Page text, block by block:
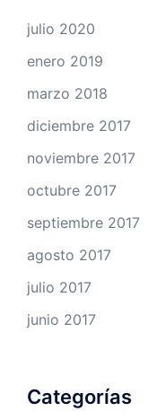
julio 2020
enero 2019
marzo 2018
diciembre 2017
noviembre 2017
octubre 2017
septiembre 2017
agosto 2017
julio 2017
junio 2017
Categorías